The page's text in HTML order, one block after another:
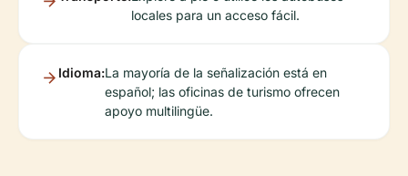
locales para un acceso fácil.
Idioma:La mayoría de la señalización está en
español; las oficinas de turismo ofrecen
apoyo multilingüe.